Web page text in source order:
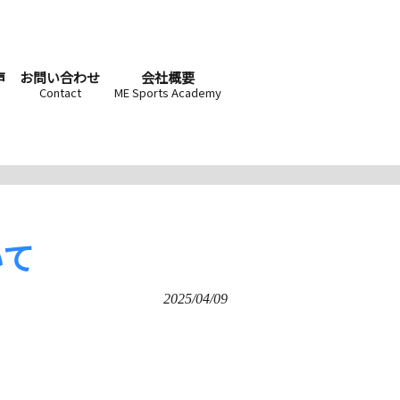
お問い合わせ
Contact
会社概要
ME Sports Academy
2025/04/09